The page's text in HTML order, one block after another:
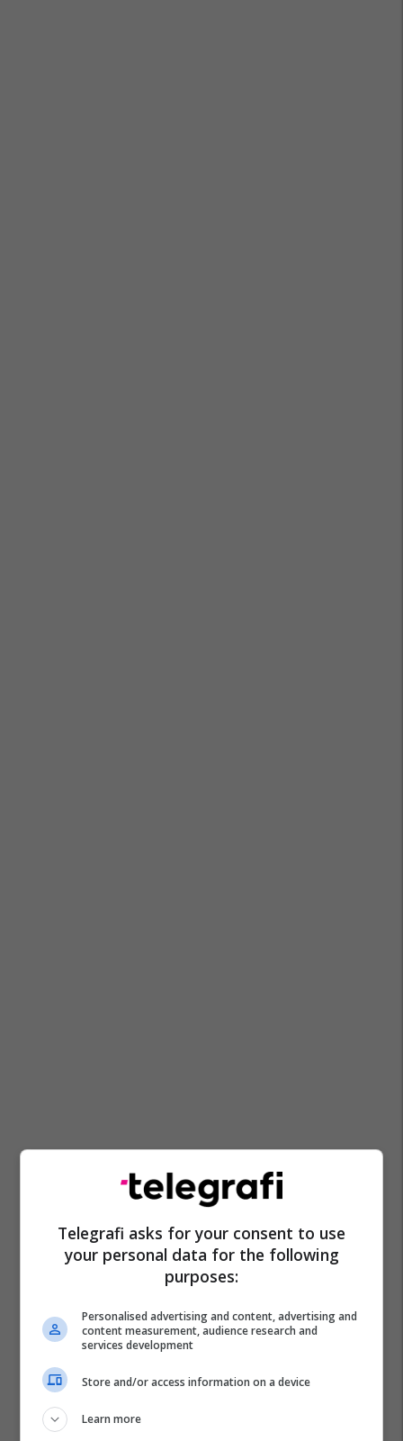
Telegrafi asks for your consent to use
your personal data for the following
purposes:
Personalised advertising and content, advertising and
content measurement, audience research and
services development
Store and/or access information on a device
Learn more